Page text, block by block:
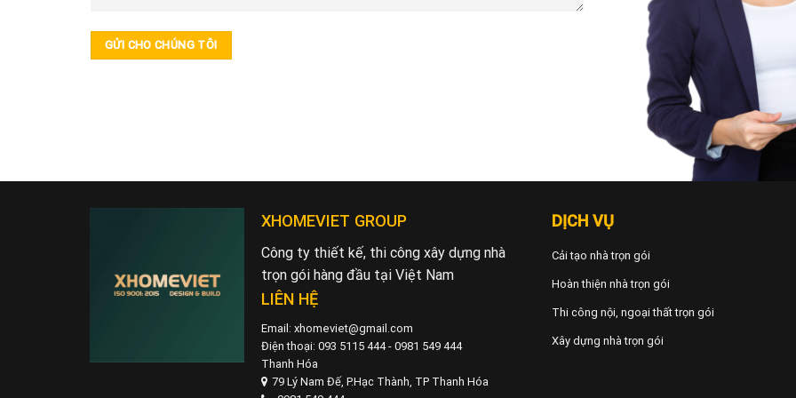
XHOMEVIET GROUP
Công ty thiết kế, thi công xây dựng nhà
trọn gói hàng đầu tại Việt Nam
LIÊN HỆ
Email: xhomeviet@gmail.com
Điện thoại: 093 5115 444 - 0981 549 444
Thanh Hóa
79 Lý Nam Đế, P.Hạc Thành, TP Thanh Hóa
DỊCH VỤ
Cải tạo nhà trọn gói
Hoàn thiện nhà trọn gói
Thi công nội, ngoại thất trọn gói
Xây dựng nhà trọn gói